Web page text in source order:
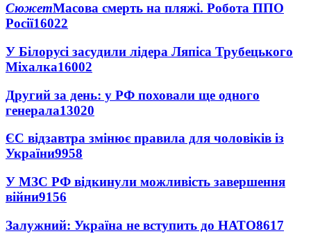
СюжетМасова смерть на пляжі. Робота ППО
Росії16022
У Білорусі засудили лідера Ляпіса Трубецького
Міхалка16002
Другий за день: у РФ поховали ще одного
генерала13020
ЄС відзавтра змінює правила для чоловіків із
України9958
У МЗС РФ відкинули можливість завершення
війни9156
Залужний: Україна не вступить до НАТО8617